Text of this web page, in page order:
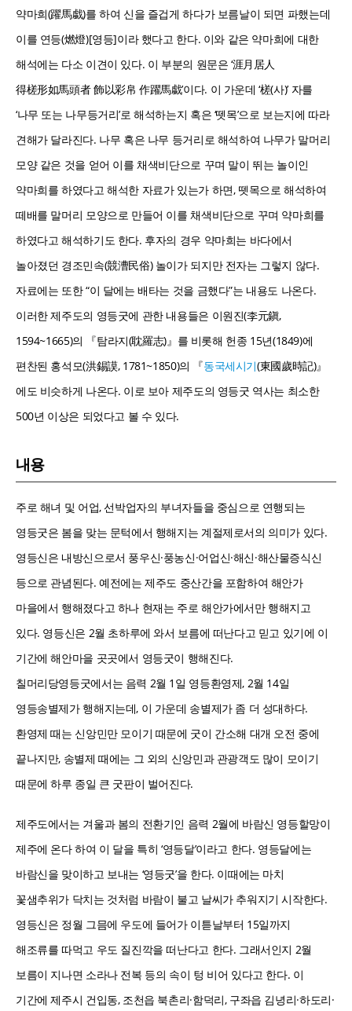
약마희(躍馬戱)를 하여 신을 즐겁게 하다가 보름날이 되면 파했는데
이를 연등(燃燈)[영등]이라 했다고 한다. 이와 같은 약마희에 대한
해석에는 다소 이견이 있다. 이 부분의 원문은 ‘涯月居人
得槎形如馬頭者 飾以彩帛 作躍馬戱’이다. 이 가운데 ‘槎(사)’ 자를
‘나무 또는 나무등거리’로 해석하는지 혹은 ‘뗏목’으로 보는지에 따라
견해가 달라진다. 나무 혹은 나무 등거리로 해석하여 나무가 말머리
모양 같은 것을 얻어 이를 채색비단으로 꾸며 말이 뛰는 놀이인
약마희를 하였다고 해석한 자료가 있는가 하면, 뗏목으로 해석하여
떼배를 말머리 모양으로 만들어 이를 채색비단으로 꾸며 약마희를
하였다고 해석하기도 한다. 후자의 경우 약마희는 바다에서
놀아졌던 경조민속(競漕民俗) 놀이가 되지만 전자는 그렇지 않다.
자료에는 또한 “이 달에는 배타는 것을 금했다”는 내용도 나온다.
이러한 제주도의 영등굿에 관한 내용들은 이원진(李元鎭,
1594~1665)의 『탐라지(耽羅志)』를 비롯해 헌종 15년(1849)에
편찬된 홍석모(洪錫謨, 1781~1850)의 『동국세시기(東國歲時記)』
에도 비슷하게 나온다. 이로 보아 제주도의 영등굿 역사는 최소한
500년 이상은 되었다고 볼 수 있다.
내용
주로 해녀 및 어업, 선박업자의 부녀자들을 중심으로 연행되는
영등굿은 봄을 맞는 문턱에서 행해지는 계절제로서의 의미가 있다.
영등신은 내방신으로서 풍우신·풍농신·어업신·해신·해산물증식신
등으로 관념된다. 예전에는 제주도 중산간을 포함하여 해안가
마을에서 행해졌다고 하나 현재는 주로 해안가에서만 행해지고
있다. 영등신은 2월 초하루에 와서 보름에 떠난다고 믿고 있기에 이
기간에 해안마을 곳곳에서 영등굿이 행해진다.
칠머리당영등굿에서는 음력 2월 1일 영등환영제, 2월 14일
영등송별제가 행해지는데, 이 가운데 송별제가 좀 더 성대하다.
환영제 때는 신앙민만 모이기 때문에 굿이 간소해 대개 오전 중에
끝나지만, 송별제 때에는 그 외의 신앙민과 관광객도 많이 모이기
때문에 하루 종일 큰 굿판이 벌어진다.
제주도에서는 겨울과 봄의 전환기인 음력 2월에 바람신 영등할망이
제주에 온다 하여 이 달을 특히 ‘영등달’이라고 한다. 영등달에는
바람신을 맞이하고 보내는 ‘영등굿’을 한다. 이때에는 마치
꽃샘추위가 닥치는 것처럼 바람이 불고 날씨가 추워지기 시작한다.
영등신은 정월 그믐에 우도에 들어가 이튿날부터 15일까지
해조류를 따먹고 우도 질진깍을 떠난다고 한다. 그래서인지 2월
보름이 지나면 소라나 전복 등의 속이 텅 비어 있다고 한다. 이
기간에 제주시 건입동, 조천읍 북촌리·함덕리, 구좌읍 김녕리·하도리·